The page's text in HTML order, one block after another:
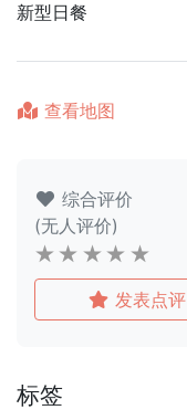
新型日餐
查看地图
综合评价
(无人评价)
发表点评
标签